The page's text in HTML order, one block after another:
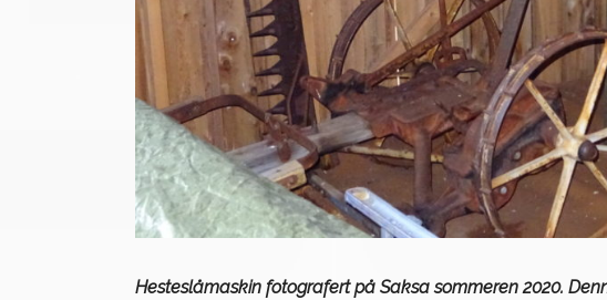
Hesteslåmaskin fotografert på Saksa sommeren 2020.